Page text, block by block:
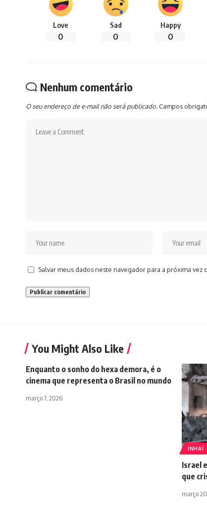
Love
0
Sad
0
Happy
0
Nenhum comentário
O seu endereço de e-mail não será publicado. Campos
Salvar meus dados neste navegador para a próxima vez
You Might Also Like
Enquanto o sonho do hexa demora, é o
cinema que representa o Brasil no mundo
março 7, 2026
INHAÍ
Israel
que
março